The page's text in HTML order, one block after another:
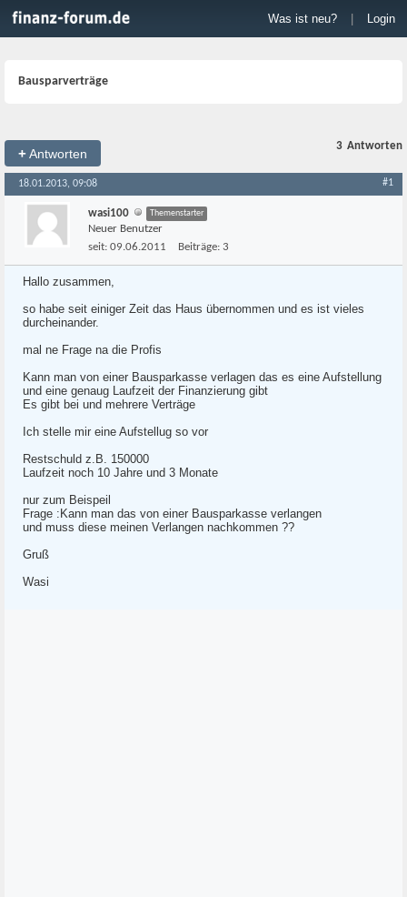
Was ist neu? Login
Bausparverträge
+Antworten
3 Antworten
18.01.2013, 09:08 #1
wasi100 Themenstarter
Neuer Benutzer
seit: 09.06.2011 Beiträge: 3
Hallo zusammen,
so habe seit einiger Zeit das Haus übernommen und es ist vieles
durcheinander.
mal ne Frage na die Profis
Kann man von einer Bausparkasse verlagen das es eine Aufstellung
und eine genaug Laufzeit der Finanzierung gibt
Es gibt bei und mehrere Verträge
Ich stelle mir eine Aufstellug so vor
Restschuld z.B. 150000
Laufzeit noch 10 Jahre und 3 Monate
nur zum Beispeil
Frage :Kann man das von einer Bausparkasse verlangen
und muss diese meinen Verlangen nachkommen ??
Gruß
Wasi